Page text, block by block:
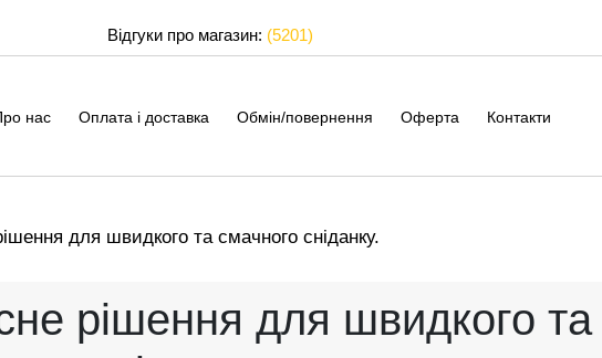
Відгуки про магазин: (5201)
нас Оплата і доставка Обмін/повернення Оферта Контакти
для швидкого та смачного сніданку.
рішення для швидкого та